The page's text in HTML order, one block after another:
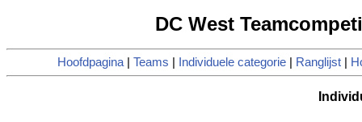
DC West
Hoofdpagina| Teams Individuele categorie Ranglijst